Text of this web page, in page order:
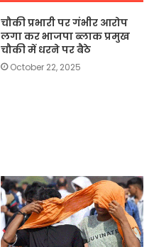
चौकी प्रभारी पर गंभीर आरोप
लगा कर भाजपा ब्लाक प्रमुख
चौकी में धरने पर बैठे
October 22, 2025